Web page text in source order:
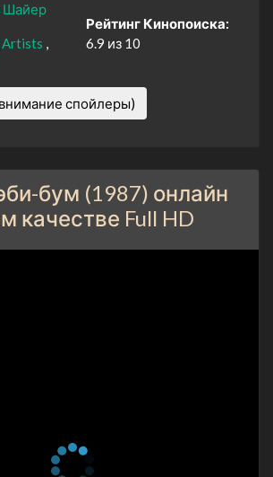
Шайер
Artists
Рейтинг Кинопоиска:
6.9 из 10
спойлеры)
бум (1987) онлайн
качестве Full HD